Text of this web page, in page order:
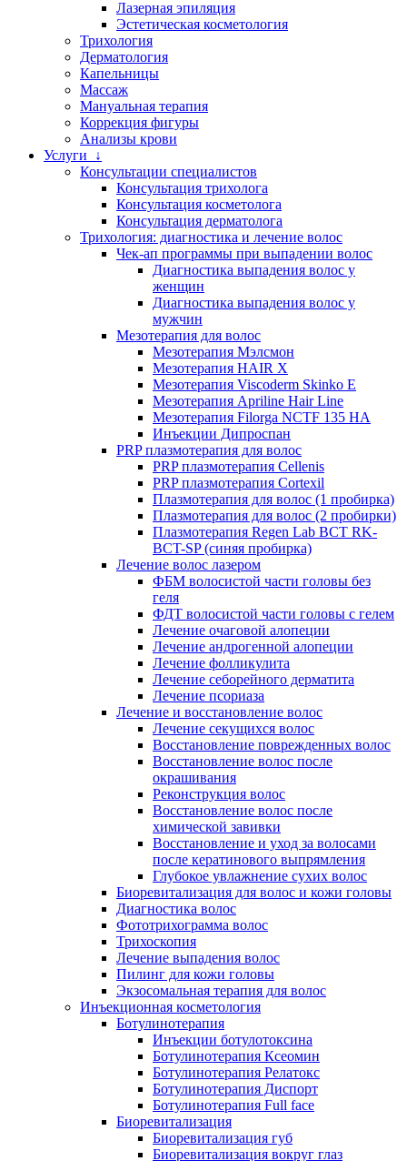
Лазерная эпиляция
Эстетическая косметология
Трихология
Дерматология
Капельницы
Массаж
Мануальная терапия
Коррекция фигуры
Анализы крови
Услуги ↓
Консультации специалистов
Консультация трихолога
Консультация косметолога
Консультация дерматолога
Трихология: диагностика и лечение волос
Чек-ап программы при выпадении волос
Диагностика выпадения волос у
женщин
Диагностика выпадения волос у
мужчин
Мезотерапия для волос
Мезотерапия Мэлсмон
Мезотерапия HAIR X
Мезотерапия Viscoderm Skinko E
Мезотерапия Apriline Hair Line
Мезотерапия Filorga NCTF 135 HA
Инъекции Дипроспан
PRP плазмотерапия для волос
PRP плазмотерапия Cellenis
PRP плазмотерапия Cortexil
Плазмотерапия для волос (1 пробирка)
Плазмотерапия для волос (2 пробирки)
Плазмотерапия Regen Lab BCT RK-
BCT-SP (синяя пробирка)
Лечение волос лазером
ФБМ волосистой части головы без
геля
ФДТ волосистой части головы с гелем
Лечение очаговой алопеции
Лечение андрогенной алопеции
Лечение фолликулита
Лечение себорейного дерматита
Лечение псориаза
Лечение и восстановление волос
Лечение секущихся волос
Восстановление поврежденных волос
Восстановление волос после
окрашивания
Реконструкция волос
Восстановление волос после
химической завивки
Восстановление и уход за волосами
после кератинового выпрямления
Глубокое увлажнение сухих волос
Биоревитализация для волос и кожи головы
Диагностика волос
Фототрихограмма волос
Трихоскопия
Лечение выпадения волос
Пилинг для кожи головы
Экзосомальная терапия для волос
Инъекционная косметология
Ботулинотерапия
Инъекции ботулотоксина
Ботулинотерапия Ксеомин
Ботулинотерапия Релатокс
Ботулинотерапия Диспорт
Ботулинотерапия Full face
Биоревитализация
Биоревитализация губ
Биоревитализация вокруг глаз